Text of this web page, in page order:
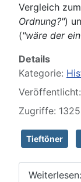
Vergleich
Ordnung?")
("wäre der
Details
Kategorie:
Zugriffe:
Tieftöner